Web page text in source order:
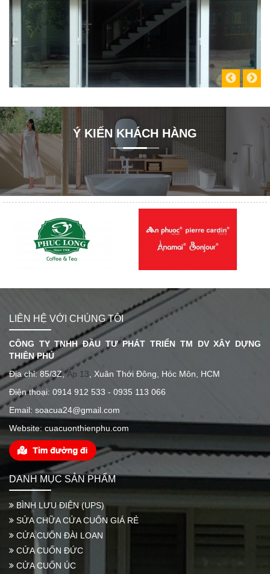
Ý KIẾN KHÁCH HÀNG
LIÊN HỆ VỚI CHÚNG TÔI
CÔNG TY TNHH ĐẦU TƯ PHÁT TRIỂN TM DV XÂY DỰNG
THIÊN PHÚ
Địa chỉ: 85/3Z,Ấp 13 , Xuân Thới Đông, Hóc Môn, HCM
Điện thoại: 0914 912 533 - 0935 113 066
Email: soacua24@gmail.com
Website: cuacuonthienphu.com
DANH MỤC SẢN PHẨM
BÌNH LƯU ĐIỆN (UPS)
SỬA CHỮA CỬA CUỐN GIÁ RẺ
CỬA CUỐN ĐÀI LOAN
CỬA CUỐN ĐỨC
CỬA CUỐN ÚC